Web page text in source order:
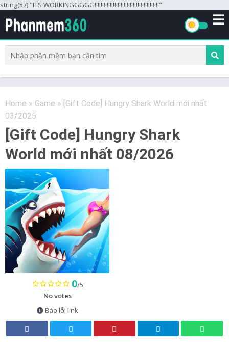
string(57) "ITS WORKINGGGGG!!!!!!!!!!!!!!!!!!!!!!!!!!!!!!!!!!!!!!!!!!"
Home » Game » [Gift Code] Hungry Shark World mới nhất
03/2025
[Gift Code] Hungry Shark
World mới nhất 08/2026
0/5
No votes
Báo lỗi link